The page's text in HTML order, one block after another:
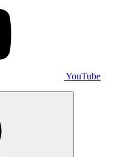
YouTube